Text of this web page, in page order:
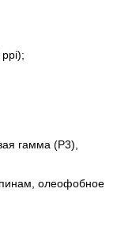
гамма (P3),
олеофобное